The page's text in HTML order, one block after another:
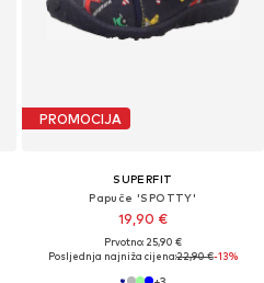
PROMOCIJA
SUPERFIT
Papuče 'SPOTTY'
19,90 €
Prvotno: 25,90 €
Posljednja najniža cijena:22,90 €-13%